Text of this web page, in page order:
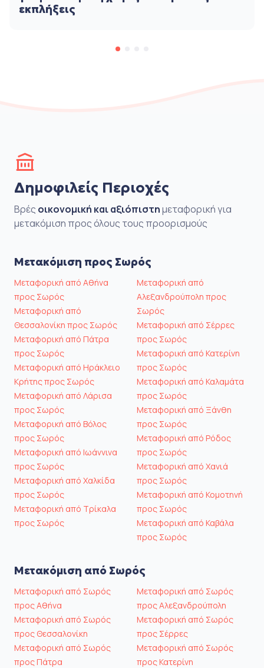
εκπλήξεις
Δημοφιλείς Περιοχές
Βρές οικονομική και αξιόπιστημεταφορική για
μετακόμιση προς όλους τους προορισμούς
Μετακόμιση προς Σωρός
Μεταφορική από Αθήνα
προς Σωρός
Μεταφορική από
Θεσσαλονίκη προς Σωρός
Μεταφορική από Πάτρα
προς Σωρός
Μεταφορική από Ηράκλειο
Κρήτης προς Σωρός
Μεταφορική από Λάρισα
προς Σωρός
Μεταφορική από Βόλος
προς Σωρός
Μεταφορική από Ιωάννινα
προς Σωρός
Μεταφορική από Χαλκίδα
προς Σωρός
Μεταφορική από Τρίκαλα
προς Σωρός
Μεταφορική από
Αλεξανδρούπολη προς
Σωρός
Μεταφορική από Σέρρες
προς Σωρός
Μεταφορική από Κατερίνη
προς Σωρός
Μεταφορική από Καλαμάτα
προς Σωρός
Μεταφορική από Ξάνθη
προς Σωρός
Μεταφορική από Ρόδος
προς Σωρός
Μεταφορική από Χανιά
προς Σωρός
Μεταφορική από Κομοτηνή
προς Σωρός
Μεταφορική από Καβάλα
προς Σωρός
Μετακόμιση από Σωρός
Μεταφορική από Σωρός
προς Αθήνα
Μεταφορική από Σωρός
προς Θεσσαλονίκη
Μεταφορική από Σωρός
προς Πάτρα
Μεταφορική από Σωρός
προς Αλεξανδρούπολη
Μεταφορική από Σωρός
προς Σέρρες
Μεταφορική από Σωρός
προς Κατερίνη